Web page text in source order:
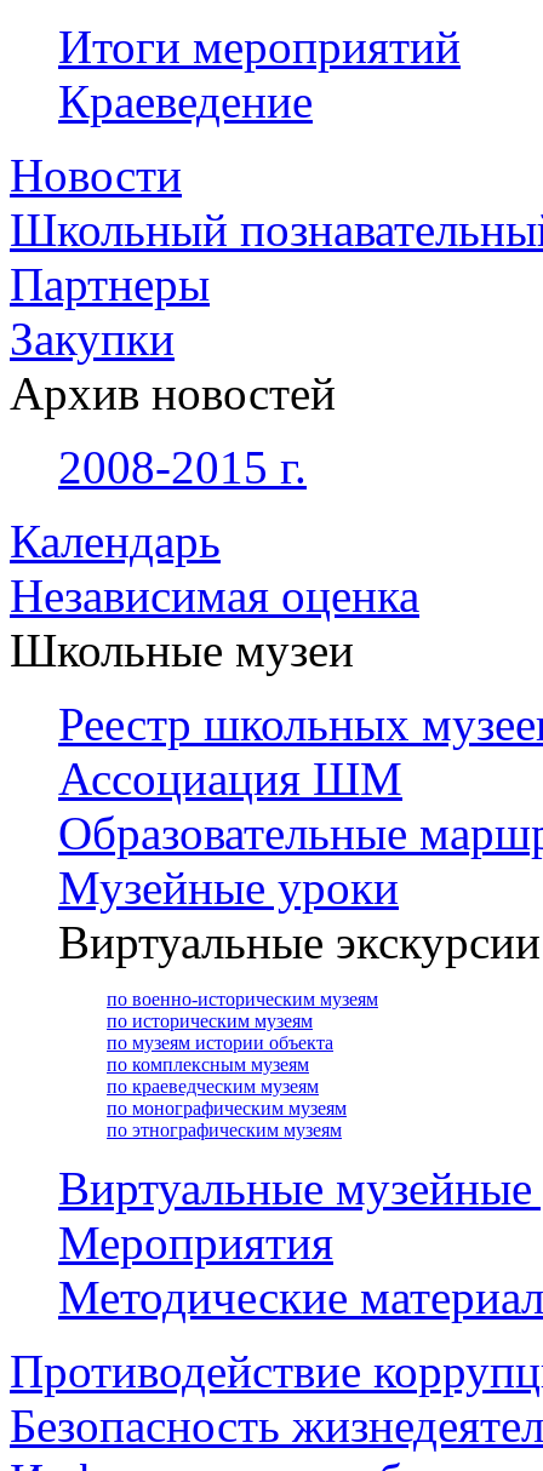
Итоги мероприятий
Краеведение
Новости
Школьный
Партнеры
Закупки
Архив новостей
2008-2015 г.
Календарь
Независимая оценка
Школьные музеи
Реестр школьных
Ассоциация ШМ
Образовательные
Музейные уроки
Виртуальные экскурсии
по военно-историческим музеям
по историческим музеям
по музеям истории объекта
по комплексным музеям
по краеведческим музеям
по монографическим музеям
по этнографическим музеям
Виртуальные
Мероприятия
Методические
Противодействие
Безопасность